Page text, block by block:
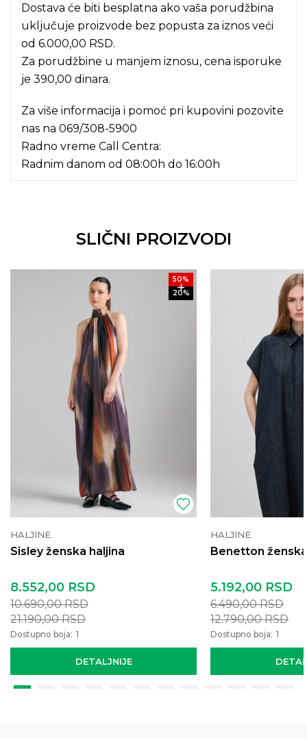
Dostava će biti besplatna ako vaša porudžbina
uključuje proizvode bez popusta za iznos veći
od 6.000,00 RSD.
Za porudžbine u manjem iznosu, cena isporuke
je 390,00 dinara.
Za više informacija i pomoć pri kupovini pozovite
nas na 069/308-5900
Radno vreme Call Centra:
Radnim danom od 08:00h do 16:00h
SLIČNI PROIZVODI
50%
20%
HALJINE
Sisley ženska haljina
DETALJNIJE
8.552,00 RSD
10.690,00RSD
21.190,00RSD
Dostupno boja: 1
HALJINE
Benetton
5.192,00 RSD
6.490,00RSD
12.790,00RSD
Dostupno boja: 1